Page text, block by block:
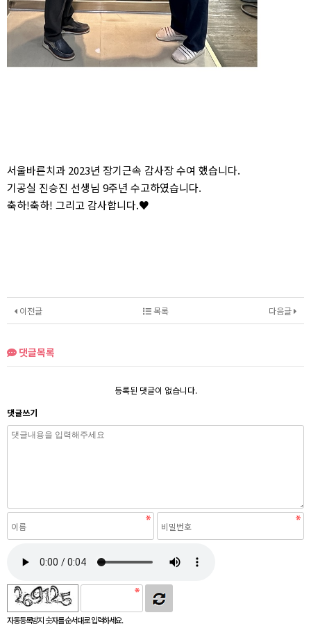
서울바른치과 2023년 장기근속 감사장 수여 했습니다.
기공실 진승진 선생님 9주년 수고하였습니다.
축하!축하! 그리고 감사합니다.♥
이전글 다음글
목록
댓글목록
등록된 댓글이 없습니다.
댓글쓰기
자동등록방지 숫자를 순서대로 입력하세요.